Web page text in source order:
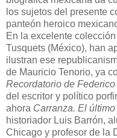
los sujetos del presente
panteón heroico
En la excelente
Tusquets (México), han
ilustran ese
de Mauricio Tenorio, ya
Recordatorio de Federico
del escritor y político
ahora Carranza. El
historiador Luis Barrón,
Chicago y profesor de la